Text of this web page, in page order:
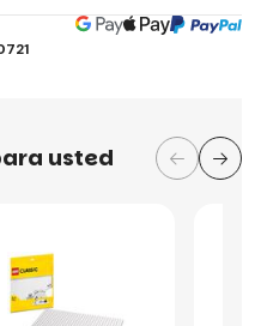
usted